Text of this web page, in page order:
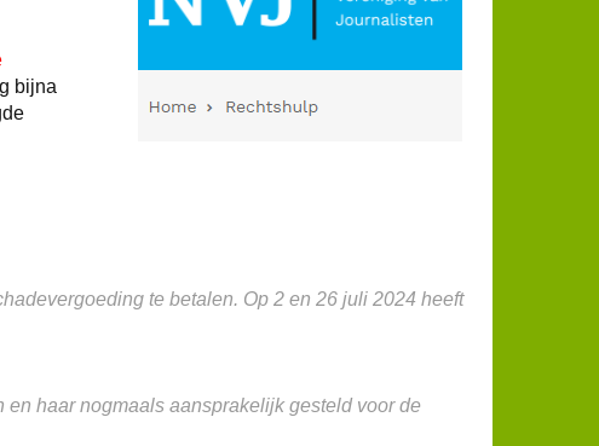
bijna
te betalen. Op 2 en 26 juli 2024 heeft
haar nogmaals aansprakelijk gesteld voor de